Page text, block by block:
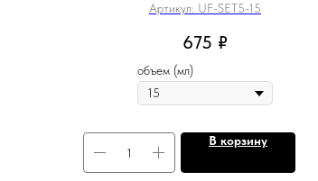
Артикул: UF-SET5-15
675 ₽
объем (мл)
В корзину